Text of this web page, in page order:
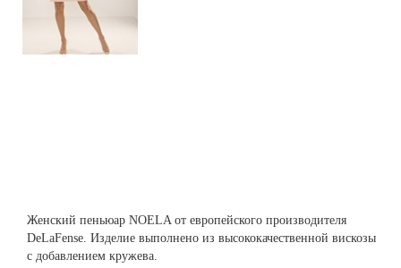
Женский пеньюар NOELA от европейского производителя
DeLaFense. Изделие выполнено из высококачественной вискозы
с добавлением кружева.